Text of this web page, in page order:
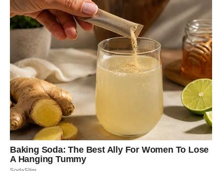
Za Bika, ovaj vikend donosiosećaj da je život opet
prijatan. Sve ono što volite – mir, dodiri, sigurnost, lepo
raspoloženje – dolazi u fokus. Nema žurbe, nema drame,
nema stresa.
Šta se dešava Biku?
Osećaj kontrole i finansijskog mira
Prijatni susreti, uživanje u svakodnevnim sitnicama
Stabilnost u ljubavi ili jasan znak da ste na pravom putu